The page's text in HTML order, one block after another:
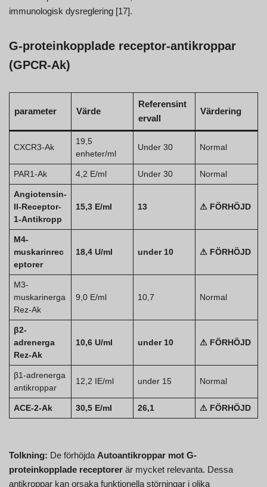
immunologisk dysreglering [17].
G-proteinkopplade receptor-antikroppar
(GPCR-Ak)
parameter Värde
Referensint
ervall
Värdering
CXCR3-Ak
19,5
enheter/ml
Under 30 Normal
PAR1-Ak 4,2 E/ml Under 30 Normal
Angiotensin-
II-Receptor-
1-Antikropp
15,3 E/ml 13 ⚠ FÖRHÖJD
M4-
muskarinrec
eptorer
18,4 U/ml under 10 ⚠ FÖRHÖJD
M3-
muskarinerga
Rez-Ak
9,0 E/ml 10,7 Normal
β2-
adrenerga
Rez-Ak
10,6 U/ml under 10 ⚠ FÖRHÖJD
β1-adrenerga
antikroppar
12,2 IE/ml under 15 Normal
ACE-2-Ak 30,5 E/ml 26,1 ⚠ FÖRHÖJD
Tolkning: De förhöjda Autoantikroppar mot G-
proteinkopplade receptorer är mycket relevanta. Dessa
antikroppar kan orsaka funktionella störningar i olika